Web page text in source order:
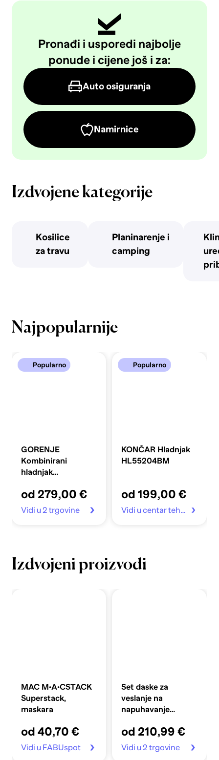
Pronađi i usporedi najbolje
ponude i cijene još i za:
Auto osiguranja
Namirnice
Izdvojene kategorije
Kosilice
za travu
Planinarenje i
camping
Najpopularnije
Popularno
GORENJE
Kombinirani
hladnjak
od 279,00 €
Vidi u 2 trgovine
Popularno
KONČAR Hladnjak
HL55204BM
od 199,00 €
Vidi u centar tehnike
Izdvojeni proizvodi
MAC M·A·CSTACK
Superstack,
maskara
od 40,70 €
Vidi u FABUspot
Set daske za
veslanje na
napuhavanje
plavi
od 210,99 €
Vidi u 2 trgovine